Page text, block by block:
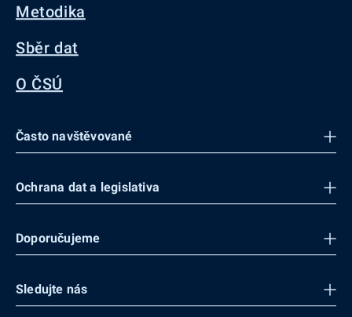
Metodika
Sběr dat
O ČSÚ
Často navštěvované
Ochrana dat a legislativa
Doporučujeme
Sledujte nás